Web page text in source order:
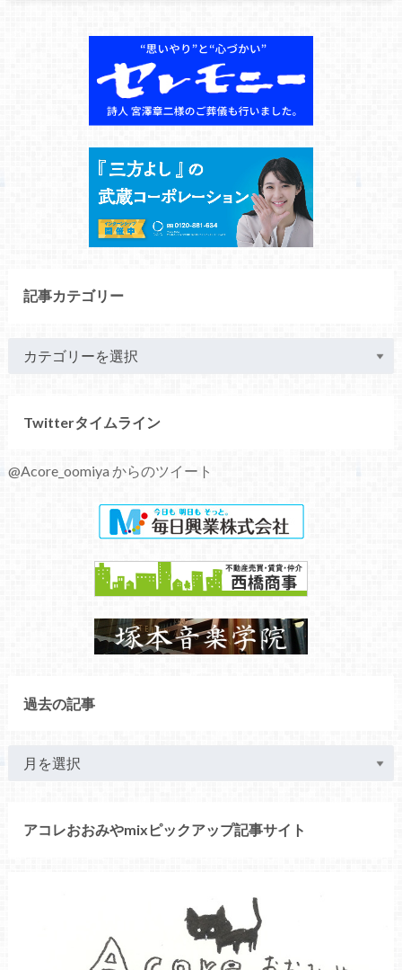
記事カテゴリー
Twitterタイムライン
@Acore_oomiya からのツイート
過去の記事
アコレおおみやmixピックアップ記事サイト